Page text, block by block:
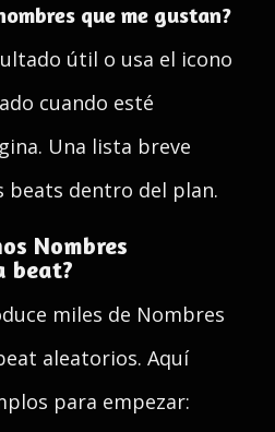
que me gustan?
útil o usa el icono
cuando esté
Una lista breve
beats dentro del plan.
Nombres
beat?
miles de Nombres
aleatorios. Aquí
para empezar: